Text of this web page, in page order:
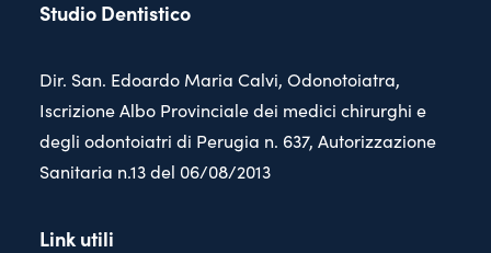
Studio Dentistico
Dir. San. Edoardo Maria Calvi, Odonotoiatra,
Iscrizione Albo Provinciale dei medici chirurghi e
degli odontoiatri di Perugia n. 637, Autorizzazione
Sanitaria n.13 del 06/08/2013
Link utili